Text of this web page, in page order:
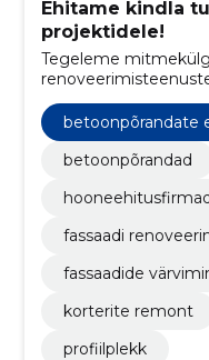
Ehitame kindla
projektidele!
Tegeleme
betoonpõrandate
tuues teie ehitus- ja
Eestis.
betoonpõrandate
betoonpõrandad
fassaadi
fassaadide
korterite remont
profiilplekk